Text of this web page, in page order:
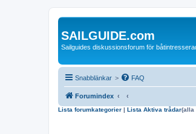
SAILGUIDE.com
Sailguides diskussionsforum för
Snabblänkar > FAQ
Forumindex
Lista forumkategorier | Lista Aktiva trådar(alla